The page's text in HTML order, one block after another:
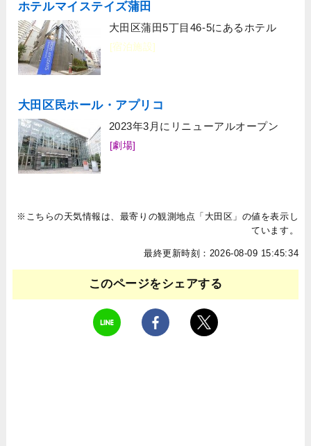
ホテルマイステイズ蒲田
大田区蒲田5丁目46-5にあるホテル
[宿泊施設]
大田区民ホール・アプリコ
2023年3月にリニューアルオープン
[劇場]
※こちらの天気情報は、最寄りの観測地点「大田区」の値を表示し
ています。
最終更新時刻：2026-08-09 15:45:34
このページをシェアする